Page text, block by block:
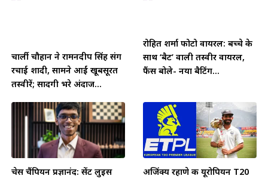
चार्ली चौहान ने रामनदीप सिंह संग
रचाई शादी, सामने आईं खूबसूरत
तस्वीरें; सादगी भरे अंदाज...
रोहित शर्मा फोटो वायरल: बच्चे के
साथ ‘बैट’ वाली तस्वीर वायरल,
फैंस बोले- नया बैटिंग...
चेस चैंपियन प्रज्ञानंद: सेंट लुइस
अजिंक्य रहाणे की यूरोपियन T20